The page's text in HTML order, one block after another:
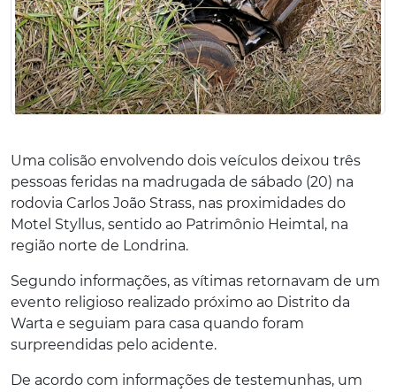
Uma colisão envolvendo dois veículos deixou três
pessoas feridas na madrugada de sábado (20) na
rodovia Carlos João Strass, nas proximidades do
Motel Styllus, sentido ao Patrimônio Heimtal, na
região norte de Londrina.
Segundo informações, as vítimas retornavam de um
evento religioso realizado próximo ao Distrito da
Warta e seguiam para casa quando foram
surpreendidas pelo acidente.
De acordo com informações de testemunhas, um